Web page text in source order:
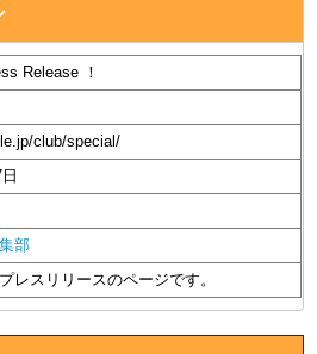
Release ！
club/special/
部
レスリリースのページです。